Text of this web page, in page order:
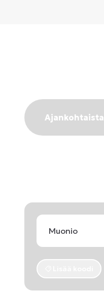
Ajankohtaista